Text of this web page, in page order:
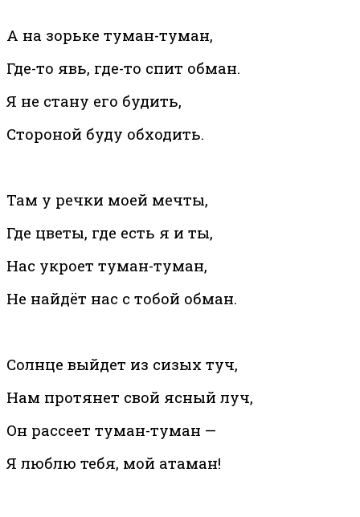
А на зорьке туман-туман,
Где-то явь, где-то спит обман.
Я не стану его будить,
Стороной буду обходить.
Там у речки моей мечты,
Где цветы, где есть я и ты,
Нас укроет туман-туман,
Не найдёт нас с тобой обман.
Солнце выйдет из сизых туч,
Нам протянет свой ясный луч,
Он рассеет туман-туман —
Я люблю тебя, мой атаман!